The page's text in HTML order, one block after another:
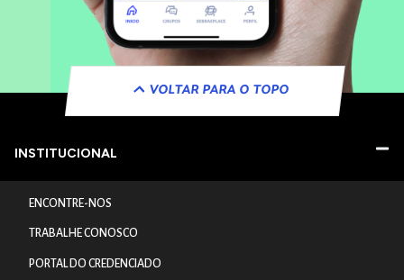
VOLTAR PARA O TOPO
INSTITUCIONAL
ENCONTRE-NOS
TRABALHE CONOSCO
PORTAL DO CREDENCIADO